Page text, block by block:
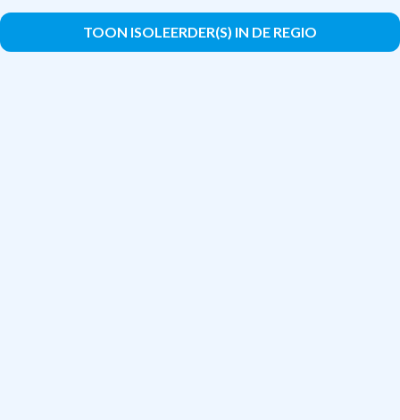
TOON ISOLEERDER(S) IN DE REGIO